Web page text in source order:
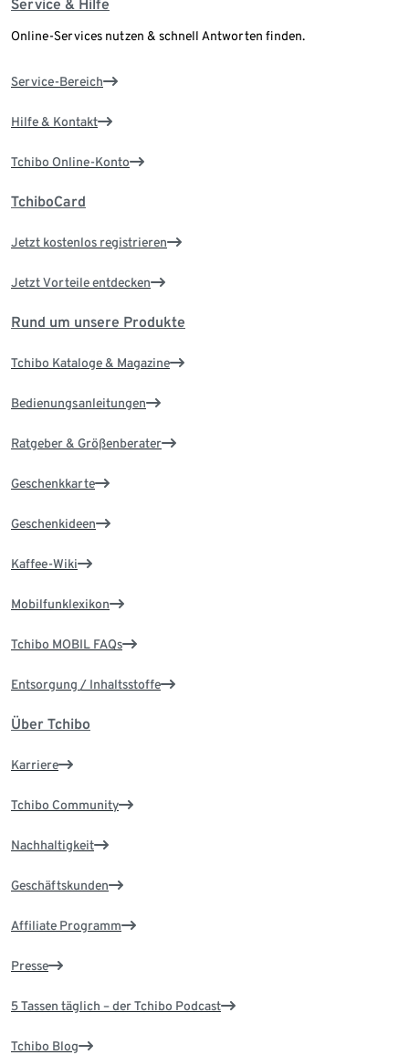
Service & Hilfe
Online-Services nutzen & schnell Antworten finden.
Service-Bereich
Hilfe & Kontakt
Tchibo Online-Konto
TchiboCard
Jetzt kostenlos registrieren
Jetzt Vorteile entdecken
Rund um unsere Produkte
Tchibo Kataloge & Magazine
Bedienungsanleitungen
Ratgeber & Größenberater
Geschenkkarte
Geschenkideen
Kaffee-Wiki
Mobilfunklexikon
Tchibo MOBIL FAQs
Entsorgung / Inhaltsstoffe
Über Tchibo
Karriere
Tchibo Community
Nachhaltigkeit
Geschäftskunden
Affiliate Programm
Presse
5 Tassen täglich – der Tchibo Podcast
Tchibo Blog